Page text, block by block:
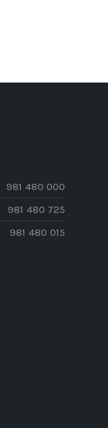
981 480 000
981 480 725
981 480 015